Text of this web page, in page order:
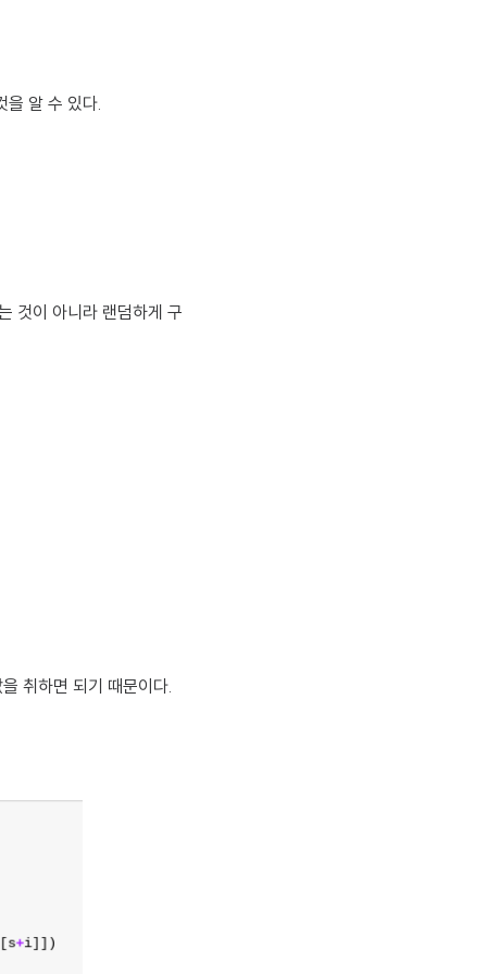
을 알 수 있다.
것이 아니라 랜덤하게 구
취하면 되기 때문이다.